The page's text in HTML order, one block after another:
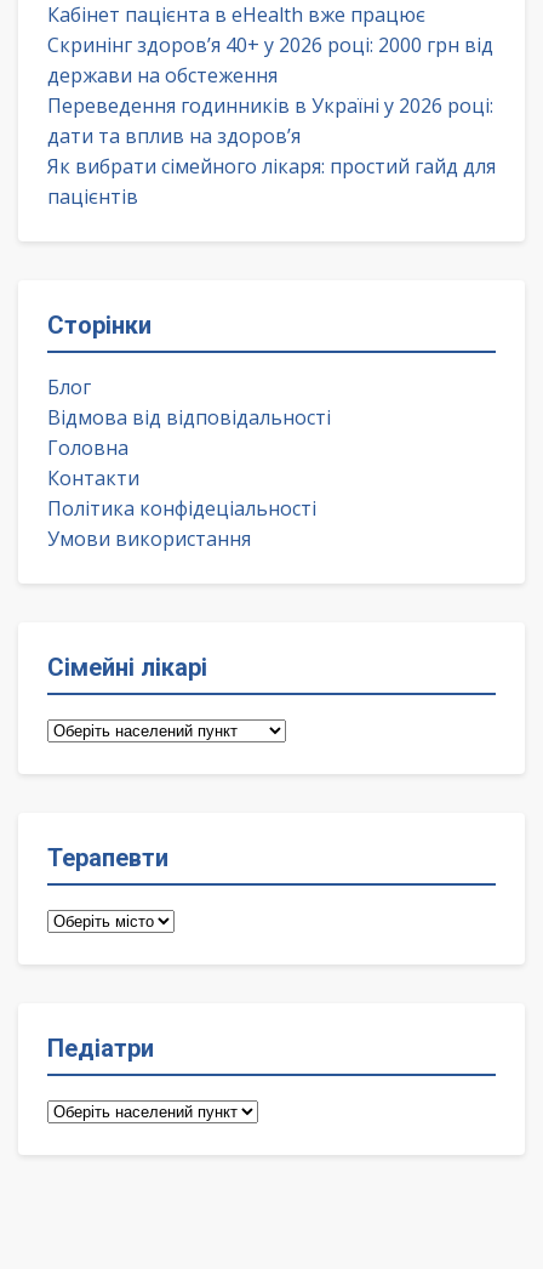
Кабінет пацієнта в eHealth вже працює
Скринінг здоров’я 40+ у 2026 році: 2000 грн від
держави на обстеження
Переведення годинників в Україні у 2026 році:
дати та вплив на здоров’я
Як вибрати сімейного лікаря: простий гайд для
пацієнтів
Сторінки
Блог
Відмова від відповідальності
Головна
Контакти
Політика конфідеціальності
Умови використання
Сімейні лікарі
Сімейні
Терапевти
Терапевти
Педіатри
Педіатри